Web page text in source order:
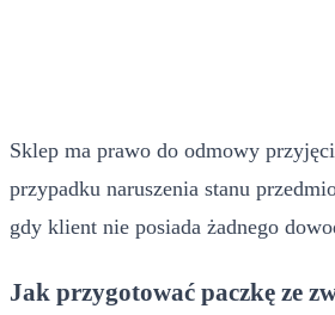
Sklep ma prawo do odmowy
przypadku naruszenia stanu
gdy klient nie posiada żadnego
Jak przygotować paczkę ze